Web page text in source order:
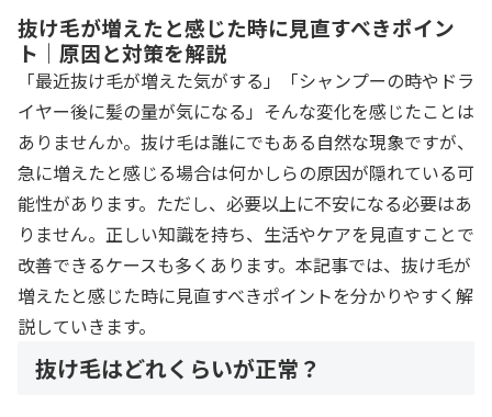
抜け毛が増えたと感じた時に見直すべきポイン
ト｜原因と対策を解説
「最近抜け毛が増えた気がする」「シャンプーの時やドラ
イヤー後に髪の量が気になる」そんな変化を感じたことは
ありませんか。抜け毛は誰にでもある自然な現象ですが、
急に増えたと感じる場合は何かしらの原因が隠れている可
能性があります。ただし、必要以上に不安になる必要はあ
りません。正しい知識を持ち、生活やケアを見直すことで
改善できるケースも多くあります。本記事では、抜け毛が
増えたと感じた時に見直すべきポイントを分かりやすく解
説していきます。
抜け毛はどれくらいが正常？